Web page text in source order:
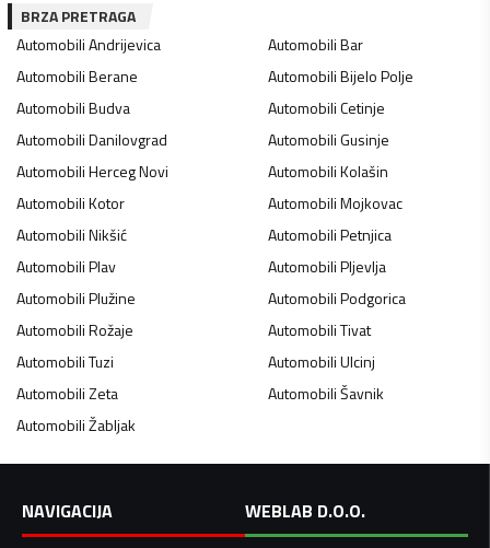
BRZA PRETRAGA
AutomobiliAndrijevica AutomobiliBar
AutomobiliBerane AutomobiliBijelo Polje
AutomobiliBudva AutomobiliCetinje
AutomobiliDanilovgrad AutomobiliGusinje
AutomobiliHerceg Novi AutomobiliKolašin
AutomobiliKotor AutomobiliMojkovac
AutomobiliNikšić AutomobiliPetnjica
AutomobiliPlav AutomobiliPljevlja
AutomobiliPlužine AutomobiliPodgorica
AutomobiliRožaje AutomobiliTivat
AutomobiliTuzi AutomobiliUlcinj
AutomobiliZeta AutomobiliŠavnik
AutomobiliŽabljak
NAVIGACIJA
WEBLAB D.O.O.